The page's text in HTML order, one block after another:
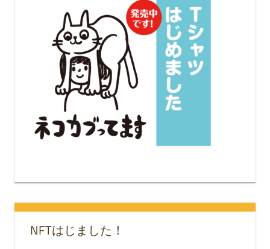
NFTはじました！